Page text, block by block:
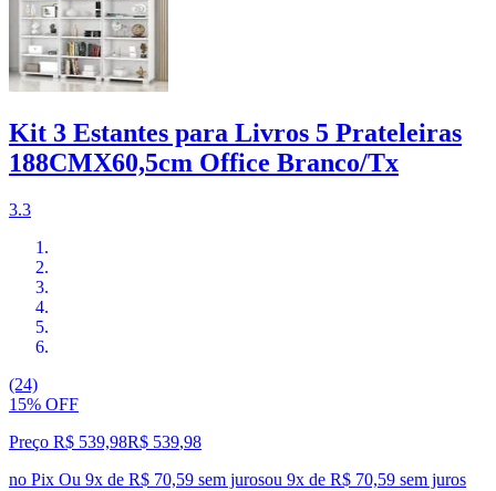
Kit 3 Estantes para Livros 5 Prateleiras
188CMX60,5cm Office Branco/Tx
3.3
(24)
15% OFF
Preço R$ 539,98R$ 539,98
no Pix Ou 9x de R$ 70,59 sem jurosou 9x de R$ 70,59 sem juros